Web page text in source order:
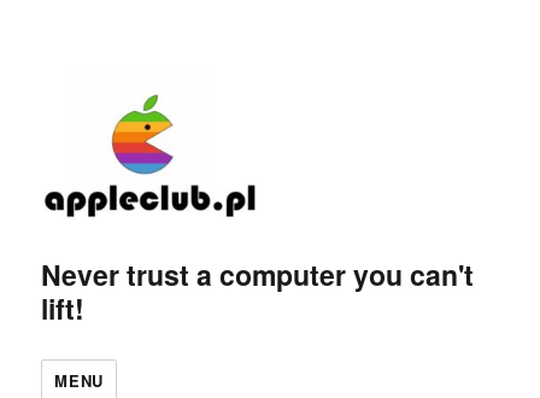
Never trust a computer you can't
lift!
MENU